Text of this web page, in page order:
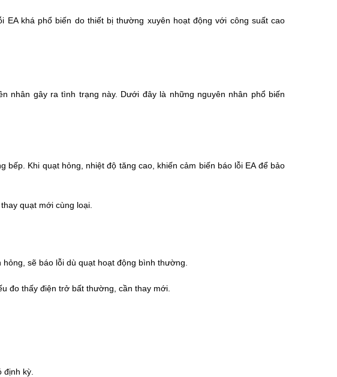
khá phổ biến do thiết bị thường xuyên hoạt động với công suất cao
nhân gây ra tình trạng này. Dưới đây là những nguyên nhân phổ biến
bếp. Khi quạt hỏng, nhiệt độ tăng cao, khiến cảm biến báo lỗi EA để bảo
quạt mới cùng loại.
sẽ báo lỗi dù quạt hoạt động bình thường.
đo thấy điện trở bất thường, cần thay mới.
kỳ.